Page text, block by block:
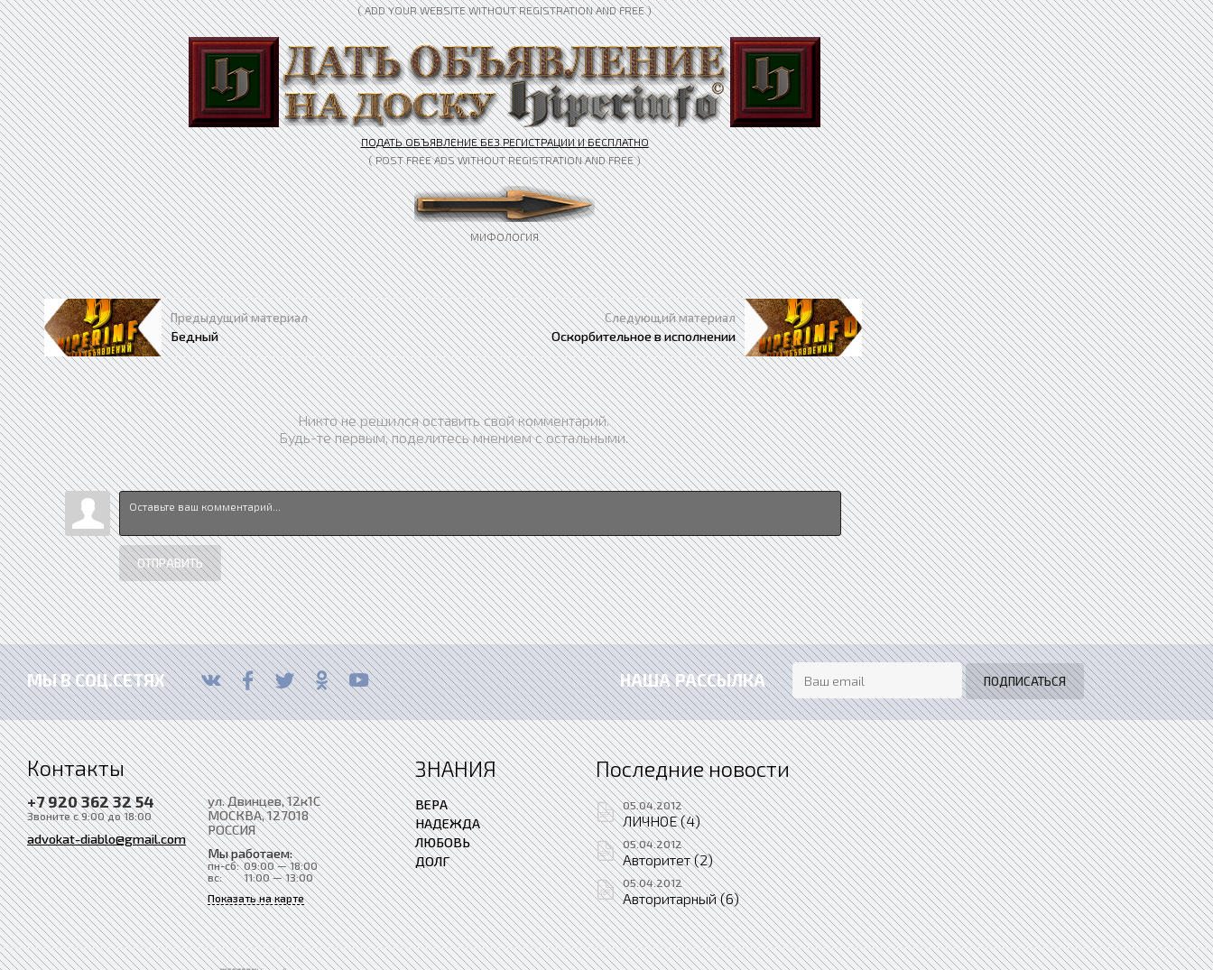
( ADD YOUR WEBSITE WITHOUT REGISTRATION AND FREE )
ПОДАТЬ ОБЪЯВЛЕНИЕ БЕЗ РЕГИСТРАЦИИ И БЕСПЛАТНО
( POST FREE ADS WITHOUT REGISTRATION AND FREE )
МИФОЛОГИЯ
Предыдущий материал
Бедный
Следующий материал
Оскорбительное в исполнении
Никто не решился оставить свой комментарий.
Будь-те первым, поделитесь мнением с остальными.
ОТПРАВИТЬ
МЫ В СОЦ.СЕТЯХ НАША РАССЫЛКА
Контакты
+7 920 362 32 54
Звоните с 9:00 до 18:00
advokat-diablo@gmail.com
ул. Двинцев, 12к1С
МОСКВА, 127018
РОССИЯ
Мы работаем:
пн-сб: 09:00 — 18:00
вс:
11:00 — 13:00
Показать на карте
ЗНАНИЯ
ВЕРА
НАДЕЖДА
ЛЮБОВЬ
ДОЛГ
Последние новости
05.04.2012
ЛИЧНОЕ (4)
05.04.2012
Авторитет (2)
05.04.2012
Авторитарный (6)